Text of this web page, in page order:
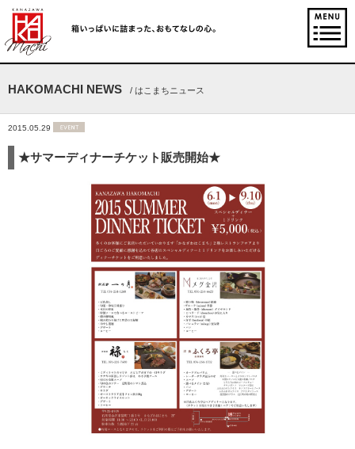
HAKOMACHI NEWS / はこまちニュース
2015.05.29
★サマーディナーチケット販売開始★